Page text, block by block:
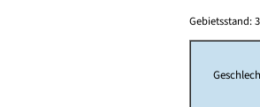
Gebietsstand: